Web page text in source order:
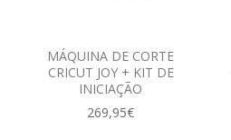
MÁQUINA DE CORTE
CRICUT JOY + KIT DE
INICIAÇÃO
269,95€